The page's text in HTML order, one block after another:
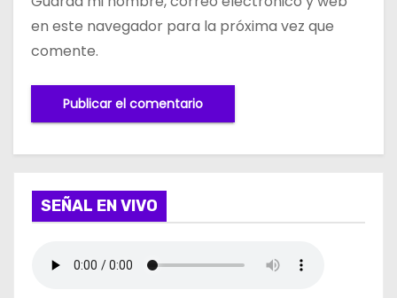
en este navegador para la próxima vez que
comente.
SEÑAL EN VIVO